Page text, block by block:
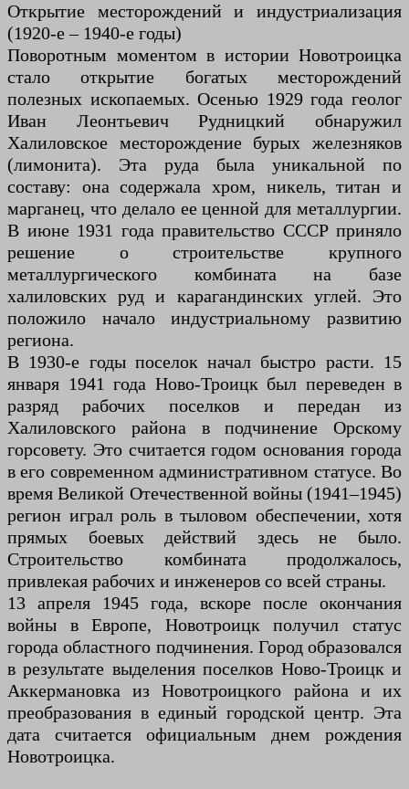
Открытие месторождений и индустриализация
(1920-е – 1940-е годы)
Поворотным моментом в истории Новотроицка
стало открытие богатых месторождений
полезных ископаемых. Осенью 1929 года геолог
Иван Леонтьевич Рудницкий обнаружил
Халиловское месторождение бурых железняков
(лимонита). Эта руда была уникальной по
составу: она содержала хром, никель, титан и
марганец, что делало ее ценной для металлургии.
В июне 1931 года правительство СССР приняло
решение о строительстве крупного
металлургического комбината на базе
халиловских руд и карагандинских углей. Это
положило начало индустриальному развитию
региона.
В 1930-е годы поселок начал быстро расти. 15
января 1941 года Ново-Троицк был переведен в
разряд рабочих поселков и передан из
Халиловского района в подчинение Орскому
горсовету. Это считается годом основания города
в его современном административном статусе. Во
время Великой Отечественной войны (1941–1945)
регион играл роль в тыловом обеспечении, хотя
прямых боевых действий здесь не было.
Строительство комбината продолжалось,
привлекая рабочих и инженеров со всей страны.
13 апреля 1945 года, вскоре после окончания
войны в Европе, Новотроицк получил статус
города областного подчинения. Город образовался
в результате выделения поселков Ново-Троицк и
Аккермановка из Новотроицкого района и их
преобразования в единый городской центр. Эта
дата считается официальным днем рождения
Новотроицка.